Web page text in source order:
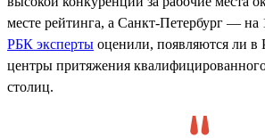
месте рейтинга, а Санкт-Петербург — на
РБК эксперты оценили, появляются ли в
центры притяжения
столиц.